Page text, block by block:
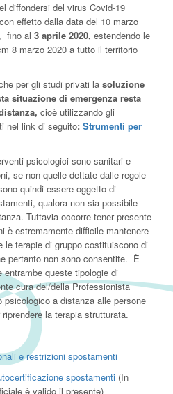
diffondersi del virus Covid-19
effetto dalla data del 10 marzo
fino al 3 aprile 2020, estendendo le
8 marzo 2020 a tutto il territorio
per gli studi privati la soluzione
situazione di emergenza resta
cioè utilizzando gli
nel link di seguito: Strumenti per
psicologici sono sanitari e
se non quelle dettate dalle regole
quindi essere oggetto di
qualora non sia possibile
Tuttavia occorre tener presente
è estremamente difficile mantenere
terapie di gruppo costituiscono di
pertanto non sono consentite. È
queste tipologie di
cura del/della Professionista
psicologico a distanza alle persone
la terapia strutturata.
e restrizioni spostamenti
spostamenti (In
è valido il presente)